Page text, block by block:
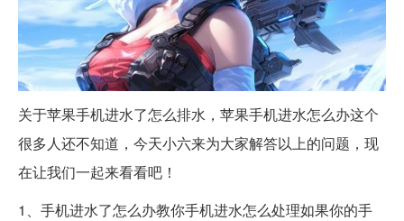
关于苹果手机进水了怎么排水，苹果手机进水怎么办这个
很多人还不知道，今天小六来为大家解答以上的问题，现
在让我们一起来看看吧！
1、手机进水了怎么办教你手机进水怎么处理如果你的手